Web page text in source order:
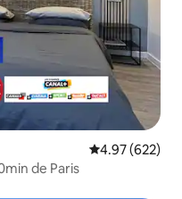
Calificación
4.97 (622)
de Paris